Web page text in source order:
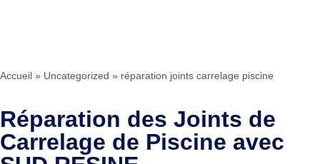
Accueil » Uncategorized » réparation joints carrelage piscine
Réparation des Joints de
Carrelage de Piscine avec